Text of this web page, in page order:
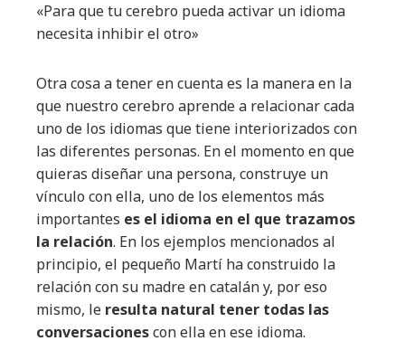
«Para que tu cerebro pueda activar un idioma
necesita inhibir el otro»
Otra cosa a tener en cuenta es la manera en la
que nuestro cerebro aprende a relacionar cada
uno de los idiomas que tiene interiorizados con
las diferentes personas. En el momento en que
quieras diseñar una persona, construye un
vínculo con ella, uno de los elementos más
importantes es el idioma en el que trazamos
la relación. En los ejemplos mencionados al
principio, el pequeño Martí ha construido la
relación con su madre en catalán y, por eso
mismo, le resulta natural tener todas las
conversacionescon ella en ese idioma.